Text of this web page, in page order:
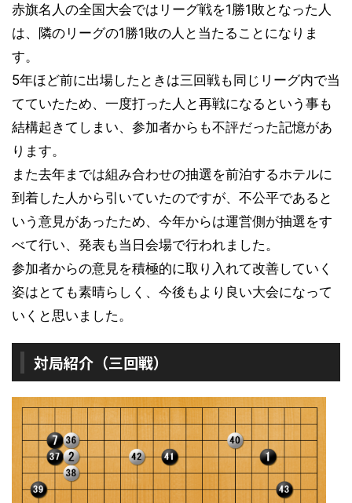
赤旗名人の全国大会ではリーグ戦を1勝1敗となった人
は、隣のリーグの1勝1敗の人と当たることになりま
す。
5年ほど前に出場したときは三回戦も同じリーグ内で当
てていたため、一度打った人と再戦になるという事も
結構起きてしまい、参加者からも不評だった記憶があ
ります。
また去年までは組み合わせの抽選を前泊するホテルに
到着した人から引いていたのですが、不公平であると
いう意見があったため、今年からは運営側が抽選をす
べて行い、発表も当日会場で行われました。
参加者からの意見を積極的に取り入れて改善していく
姿はとても素晴らしく、今後もより良い大会になって
いくと思いました。
対局紹介（三回戦）